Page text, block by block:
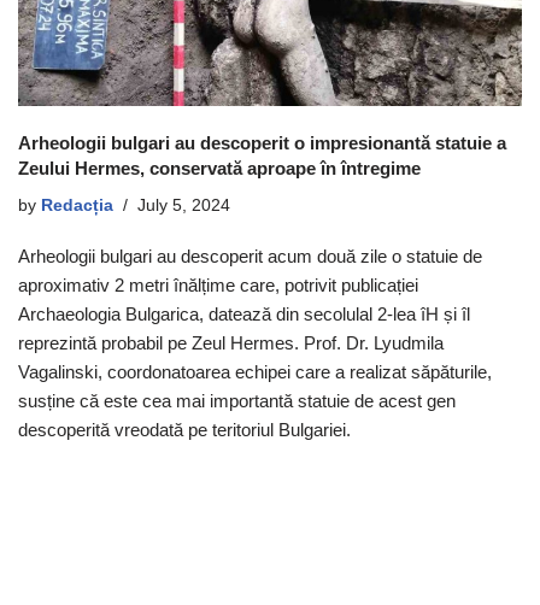
Arheologii bulgari au descoperit o impresionantă statuie a
Zeului Hermes, conservată aproape în întregime
by Redacția July 5, 2024
Arheologii bulgari au descoperit acum două zile o statuie de
aproximativ 2 metri înălțime care, potrivit publicației
Archaeologia Bulgarica, datează din secolulal 2-lea îH și îl
reprezintă probabil pe Zeul Hermes. Prof. Dr. Lyudmila
Vagalinski, coordonatoarea echipei care a realizat săpăturile,
susține că este cea mai importantă statuie de acest gen
descoperită vreodată pe teritoriul Bulgariei.